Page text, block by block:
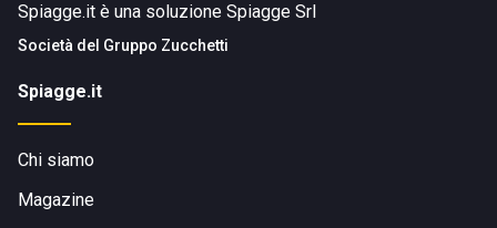
Spiagge.it è una soluzione Spiagge Srl
Società del Gruppo Zucchetti
Spiagge.it
Chi siamo
Magazine